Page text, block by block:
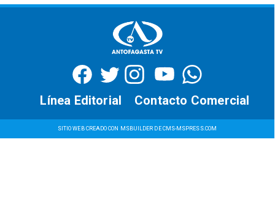
SITIO WEB CREADO CON MSBUILDER DE CMS-MSPRESS.COM
Contacto Comercial
Línea Editorial